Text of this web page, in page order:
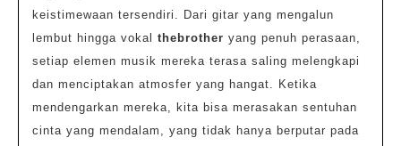
keistimewaan tersendiri. Dari gitar yang mengalun
lembut hingga vokal thebrother yang penuh perasaan,
setiap elemen musik mereka terasa saling melengkapi
dan menciptakan atmosfer yang hangat. Ketika
mendengarkan mereka, kita bisa merasakan sentuhan
cinta yang mendalam, yang tidak hanya berputar pada